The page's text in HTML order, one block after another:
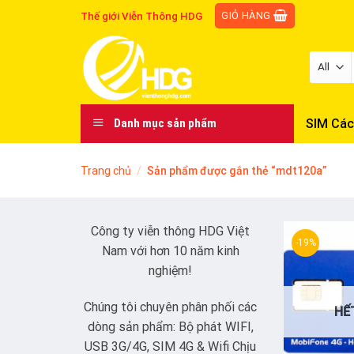
Thế giới Viễn Thông HDG GIỎ HÀNG
Danh mục sản phẩm SIM
Trang chủ / Sản phẩm được gắn thẻ “mdt120a”
Công ty viễn thông HDG Việt
Nam với hơn 10 năm kinh
nghiệm!
Chúng tôi chuyên phân phối các
dòng sản phẩm: Bộ phát WIFI,
USB 3G/4G, SIM 4G & Wifi Chịu
-19%